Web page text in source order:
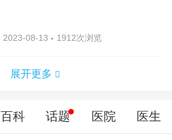
2023-08-13 1912次浏览
展开更多
百科 话题 医院 医生